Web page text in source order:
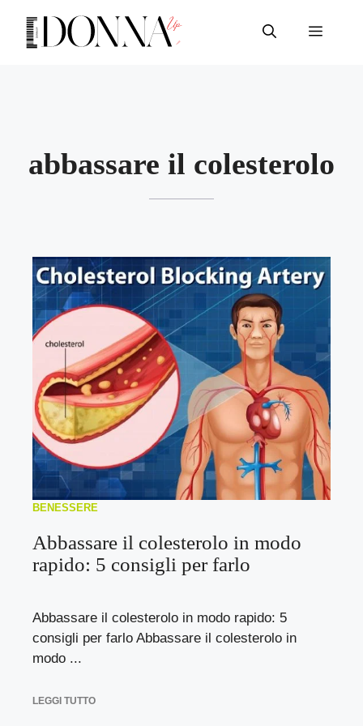
contenuto
Menu
abbassare il colesterolo
BENESSERE
Abbassare il colesterolo in modo
rapido: 5 consigli per farlo
Abbassare il colesterolo in modo rapido: 5
consigli per farlo Abbassare il colesterolo in
modo ...
LEGGI TUTTO